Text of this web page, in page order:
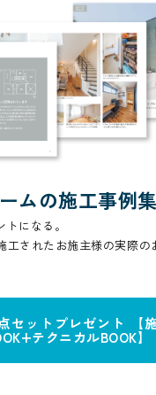
ムの施工事例集
になる。
工されたお施主様の実際の
セットプレゼント 【
テクニカルBOOK】